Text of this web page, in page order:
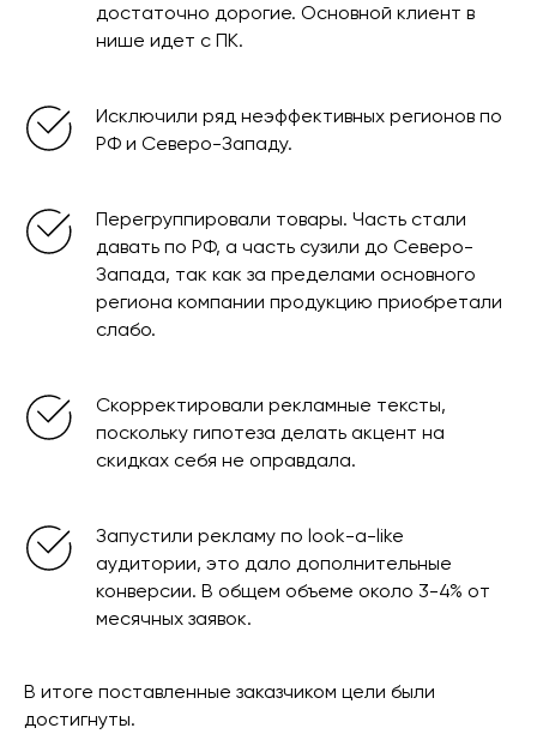
достаточно дорогие. Основной клиент в
нише идет с ПК.
Исключили ряд неэффективных регионов по
РФ и Северо-Западу.
Перегруппировали товары. Часть стали
давать по РФ, а часть сузили до Северо-
Запада, так как за пределами основного
региона компании продукцию приобретали
слабо.
Скорректировали рекламные тексты,
поскольку гипотеза делать акцент на
скидках себя не оправдала.
Запустили рекламу по look-a-like
аудитории, это дало дополнительные
конверсии. В общем объеме около 3-4% от
месячных заявок.
В итоге поставленные заказчиком цели были
достигнуты.